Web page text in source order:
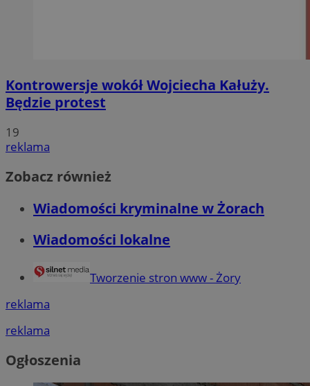
Kontrowersje wokół Wojciecha Kałuży.
Będzie protest
19
reklama
Zobacz również
Wiadomości kryminalne w Żorach
Wiadomości lokalne
Tworzenie stron www - Żory
reklama
reklama
Ogłoszenia